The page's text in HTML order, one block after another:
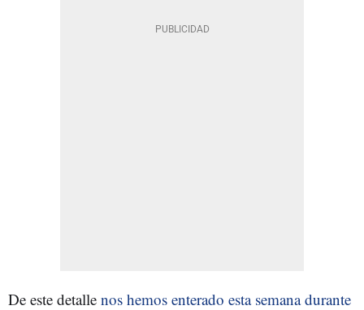
De este detalle nos hemos enterado esta semana durante